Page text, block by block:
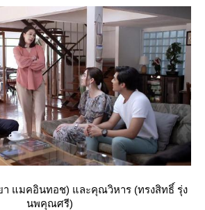
า แมคอินทอช) และคุณวิหาร (ทรงสิทธิ์ รุ่ง
นพคุณศรี)